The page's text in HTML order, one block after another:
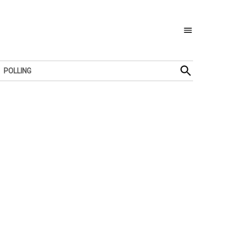
POLLING
Open
Search